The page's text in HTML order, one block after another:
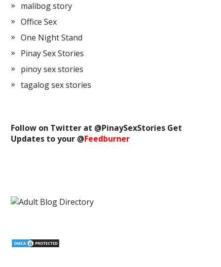
malibog story
Office Sex
One Night Stand
Pinay Sex Stories
pinoy sex stories
tagalog sex stories
Follow on Twitter at @PinaySexStories Get
Updates to your @Feedburner